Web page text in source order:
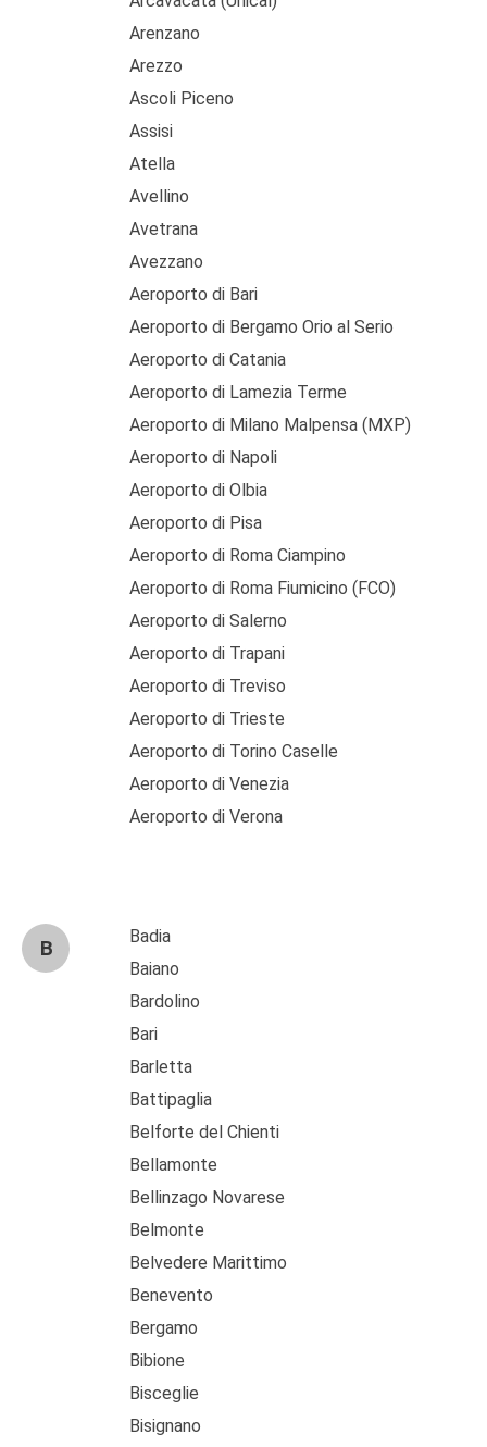
Arenzano
Arezzo
Ascoli Piceno
Assisi
Atella
Avellino
Avetrana
Avezzano
Aeroporto di Bari
Aeroporto di Bergamo Orio al Serio
Aeroporto di Catania
Aeroporto di Lamezia Terme
Aeroporto di Milano Malpensa (MXP)
Aeroporto di Napoli
Aeroporto di Olbia
Aeroporto di Pisa
Aeroporto di Roma Ciampino
Aeroporto di Roma Fiumicino (FCO)
Aeroporto di Salerno
Aeroporto di Trapani
Aeroporto di Treviso
Aeroporto di Trieste
Aeroporto di Torino Caselle
Aeroporto di Venezia
Aeroporto di Verona
B
Badia
Baiano
Bardolino
Bari
Barletta
Battipaglia
Belforte del Chienti
Bellamonte
Bellinzago Novarese
Belmonte
Belvedere Marittimo
Benevento
Bergamo
Bibione
Bisceglie
Bisignano